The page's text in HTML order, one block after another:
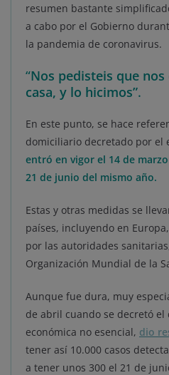
resumen bastante
a cabo por el Gobierno
la pandemia de coronavirus.
“Nos pedisteis que
casa, y lo hicimos”.
En este punto, se hace
domiciliario decretado por el
entró en vigor el 14 de
21 de junio del mismo año.
Estas y otras medidas se
países, incluyendo en
por las autoridades
Organización Mundial de la
Aunque fue dura, muy
de abril cuando se decretó
económica no esencial, dio
tener así 10.000 casos
a tener unos 300 el 21 de